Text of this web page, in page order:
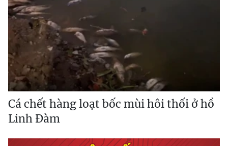
Cá chết hàng loạt bốc mùi hôi thối ở hồ
Linh Đàm